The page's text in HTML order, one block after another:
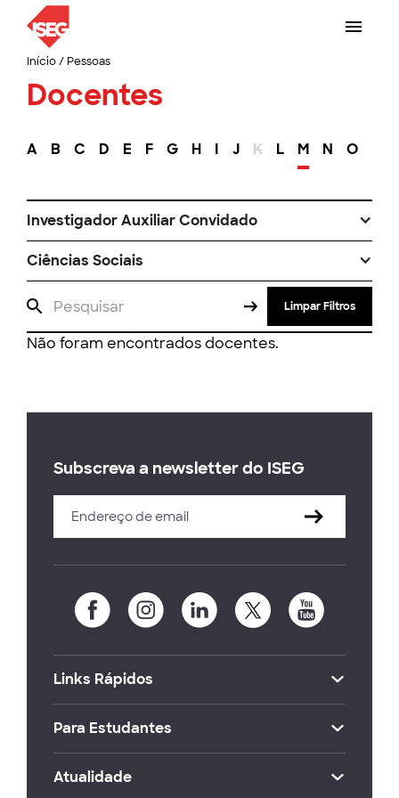
Início/ Pessoas
Docentes
A B C D E F G H I J K L M N O
Investigador Auxiliar Convidado
Ciências Sociais
Limpar Filtros
Não foram encontrados docentes.
Subscreva a newsletter do ISEG
Links Rápidos
Para Estudantes
Atualidade